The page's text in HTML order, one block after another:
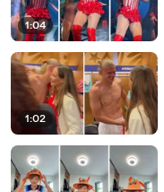
1:04
1:02